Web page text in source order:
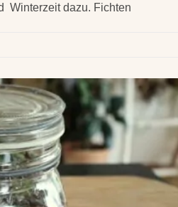
Winterzeit dazu. Fichten